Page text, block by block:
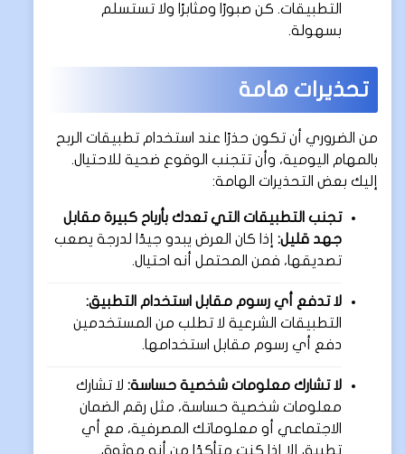
التطبيقات. كن صبورًا ومثابرًا ولا تستسلم
بسهولة.
تحذيرات هامة
من الضروري أن تكون حذرًا عند استخدام تطبيقات الربح
بالمهام اليومية، وأن تتجنب الوقوع ضحية للاحتيال.
إليك بعض التحذيرات الهامة:
تجنب التطبيقات التي تعدك بأرباح كبيرة مقابل
جهد قليل: إذا كان العرض يبدو جيدًا لدرجة يصعب
تصديقها، فمن المحتمل أنه احتيال.
لا تدفع أي رسوم مقابل استخدام التطبيق:
التطبيقات الشرعية لا تطلب من المستخدمين
دفع أي رسوم مقابل استخدامها.
لا تشارك معلومات شخصية حساسة: لا تشارك
معلومات شخصية حساسة، مثل رقم الضمان
الاجتماعي أو معلوماتك المصرفية، مع أي
تطبيق إلا إذا كنت متأكدًا من أنه موثوق.